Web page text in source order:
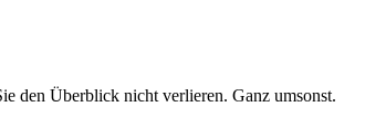
den Überblick nicht verlieren. Ganz umsonst.